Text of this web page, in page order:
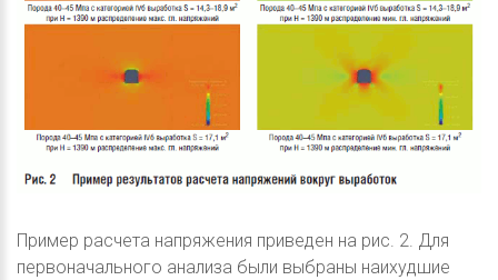
Пример расчета напряжения приведен на рис. 2. Для
первоначального анализа были выбраны наихудшие